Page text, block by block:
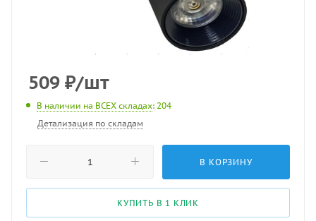
509 ₽/шт
В наличии на ВСЕХ складах: 204
Детализация по складам
В КОРЗИНУ
КУПИТЬ В 1 КЛИК